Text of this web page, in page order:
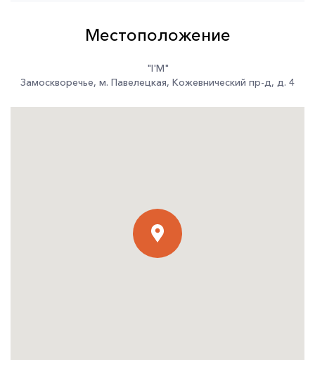
Местоположение
"I'M"
Замоскворечье, м. Павелецкая, Кожевнический пр-д, д. 4